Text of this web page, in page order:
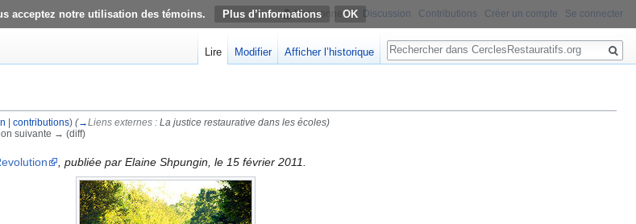
acceptez notre utilisation des témoins. Plus d’informations
contributions) (→Liens externes : La justice restaurative dans les écoles)
suivante → (diff)
, publiée par Elaine Shpungin, le 15 février 2011.
Non connecté Discussion Contributions Créer un compte Se connecter
Lire Modifier Afficher l’historique
Rechercher